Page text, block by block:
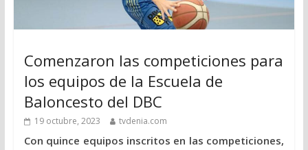
Comenzaron las competiciones para
los equipos de la Escuela de
Baloncesto del DBC
19 octubre, 2023 tvdenia.com
Con quince equipos inscritos en las competiciones,